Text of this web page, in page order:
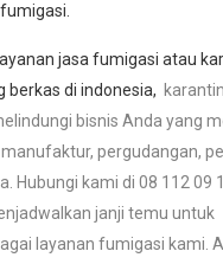
jasa fumigasi atau
berkas di indonesia,
bisnis Anda yang
pergudangan,
Hubungi kami di 08 112 09
janji temu untuk
layanan fumigasi kami.